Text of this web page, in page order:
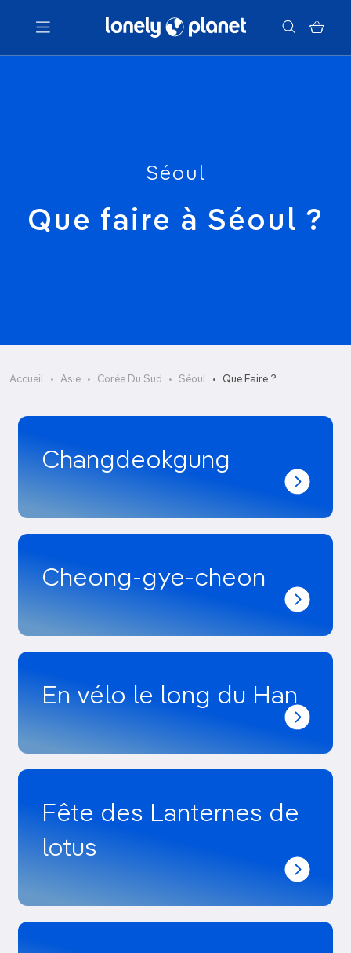
Menu
Séoul
Que faire à Séoul ?
Accueil Asie Corée Du Sud Séoul Que Faire ?
Changdeokgung
Cheong-gye-cheon
En vélo le long du Han
Fête des Lanternes de
lotus